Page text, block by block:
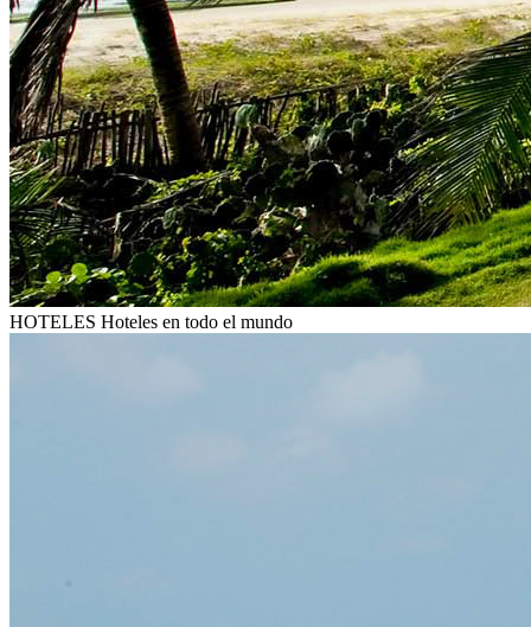
HOTELES Hoteles en todo el mundo